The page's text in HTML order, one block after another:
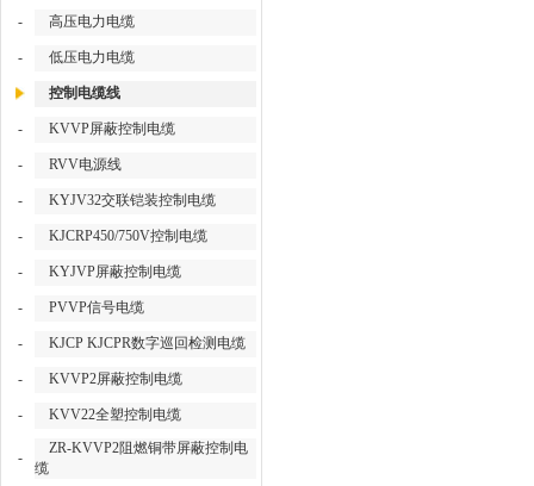
- 高压电力电缆
- 低压电力电缆
控制电缆线
- KVVP屏蔽控制电缆
- RVV电源线
- KYJV32交联铠装控制电缆
- KJCRP450/750V控制电缆
- KYJVP屏蔽控制电缆
- PVVP信号电缆
- KJCP KJCPR数字巡回检测电缆
- KVVP2屏蔽控制电缆
- KVV22全塑控制电缆
-
ZR-KVVP2阻燃铜带屏蔽控制电
缆